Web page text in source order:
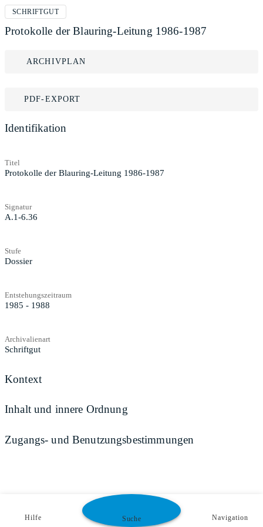
SCHRIFTGUT
Protokolle der Blauring-Leitung 1986-1987
ARCHIVPLAN
PDF-EXPORT
Identifikation
Titel
Protokolle der Blauring-Leitung 1986-1987
Signatur
A.1-6.36
Stufe
Dossier
Entstehungszeitraum
1985 - 1988
Archivalienart
Schriftgut
Kontext
Inhalt und innere Ordnung
Zugangs- und Benutzungsbestimmungen
Hilfe Suche Navigation